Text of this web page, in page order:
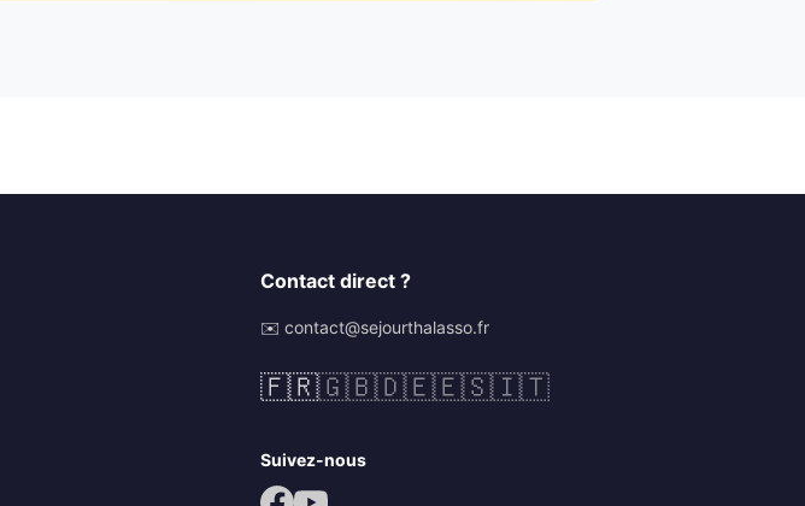
Contact direct ?
✉️ contact@sejourthalasso.fr
🇫🇷🇬🇧🇩🇪🇪🇸🇮🇹
Suivez-nous